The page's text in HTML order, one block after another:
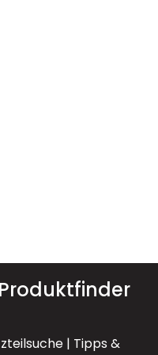
Produktfinder
| Tipps &